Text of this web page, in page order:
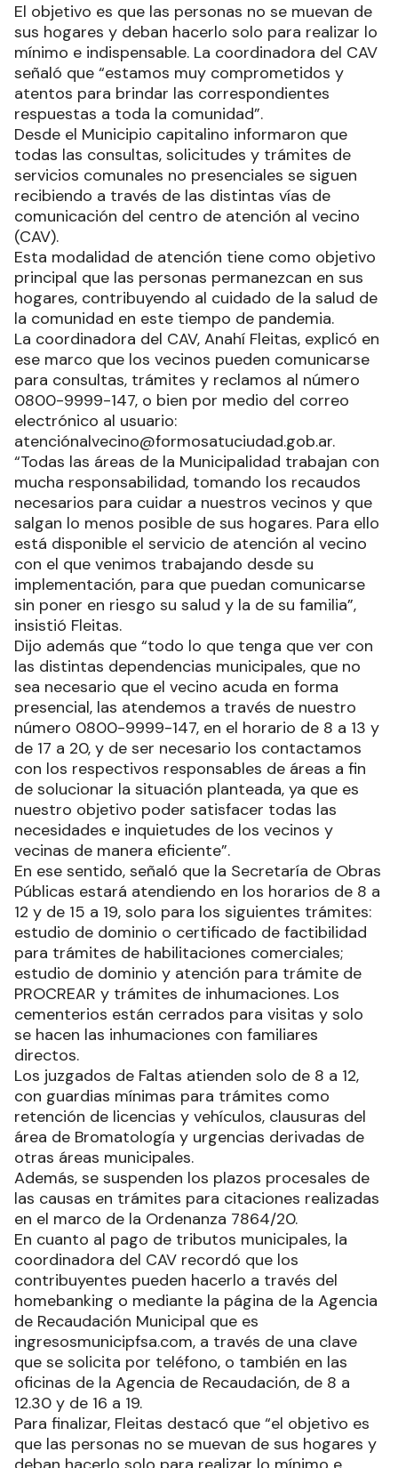
El objetivo es que las personas no se muevan de
sus hogares y deban hacerlo solo para realizar lo
mínimo e indispensable. La coordinadora del CAV
señaló que “estamos muy comprometidos y
atentos para brindar las correspondientes
respuestas a toda la comunidad”.
Desde el Municipio capitalino informaron que
todas las consultas, solicitudes y trámites de
servicios comunales no presenciales se siguen
recibiendo a través de las distintas vías de
comunicación del centro de atención al vecino
(CAV).
Esta modalidad de atención tiene como objetivo
principal que las personas permanezcan en sus
hogares, contribuyendo al cuidado de la salud de
la comunidad en este tiempo de pandemia.
La coordinadora del CAV, Anahí Fleitas, explicó en
ese marco que los vecinos pueden comunicarse
para consultas, trámites y reclamos al número
0800-9999-147, o bien por medio del correo
electrónico al usuario:
atenciónalvecino@formosatuciudad.gob.ar.
“Todas las áreas de la Municipalidad trabajan con
mucha responsabilidad, tomando los recaudos
necesarios para cuidar a nuestros vecinos y que
salgan lo menos posible de sus hogares. Para ello
está disponible el servicio de atención al vecino
con el que venimos trabajando desde su
implementación, para que puedan comunicarse
sin poner en riesgo su salud y la de su familia”,
insistió Fleitas.
Dijo además que “todo lo que tenga que ver con
las distintas dependencias municipales, que no
sea necesario que el vecino acuda en forma
presencial, las atendemos a través de nuestro
número 0800-9999-147, en el horario de 8 a 13 y
de 17 a 20, y de ser necesario los contactamos
con los respectivos responsables de áreas a fin
de solucionar la situación planteada, ya que es
nuestro objetivo poder satisfacer todas las
necesidades e inquietudes de los vecinos y
vecinas de manera eficiente”.
En ese sentido, señaló que la Secretaría de Obras
Públicas estará atendiendo en los horarios de 8 a
12 y de 15 a 19, solo para los siguientes trámites:
estudio de dominio o certificado de factibilidad
para trámites de habilitaciones comerciales;
estudio de dominio y atención para trámite de
PROCREAR y trámites de inhumaciones. Los
cementerios están cerrados para visitas y solo
se hacen las inhumaciones con familiares
directos.
Los juzgados de Faltas atienden solo de 8 a 12,
con guardias mínimas para trámites como
retención de licencias y vehículos, clausuras del
área de Bromatología y urgencias derivadas de
otras áreas municipales.
Además, se suspenden los plazos procesales de
las causas en trámites para citaciones realizadas
en el marco de la Ordenanza 7864/20.
En cuanto al pago de tributos municipales, la
coordinadora del CAV recordó que los
contribuyentes pueden hacerlo a través del
homebanking o mediante la página de la Agencia
de Recaudación Municipal que es
ingresosmunicipfsa.com, a través de una clave
que se solicita por teléfono, o también en las
oficinas de la Agencia de Recaudación, de 8 a
12.30 y de 16 a 19.
Para finalizar, Fleitas destacó que “el objetivo es
que las personas no se muevan de sus hogares y